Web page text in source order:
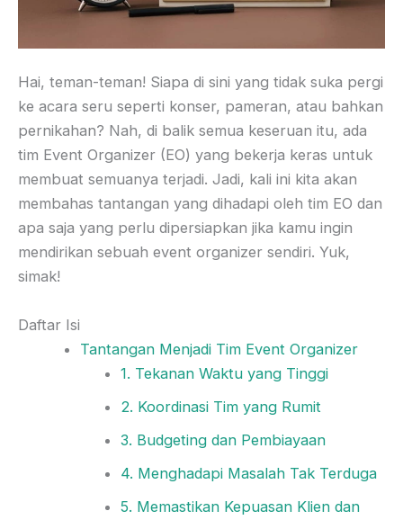
Hai, teman-teman! Siapa di sini yang tidak suka pergi
ke acara seru seperti konser, pameran, atau bahkan
pernikahan? Nah, di balik semua keseruan itu, ada
tim Event Organizer (EO) yang bekerja keras untuk
membuat semuanya terjadi. Jadi, kali ini kita akan
membahas tantangan yang dihadapi oleh tim EO dan
apa saja yang perlu dipersiapkan jika kamu ingin
mendirikan sebuah event organizer sendiri. Yuk,
simak!
Daftar Isi
Tantangan Menjadi Tim Event Organizer
1. Tekanan Waktu yang Tinggi
2. Koordinasi Tim yang Rumit
3. Budgeting dan Pembiayaan
4. Menghadapi Masalah Tak Terduga
5. Memastikan Kepuasan Klien dan